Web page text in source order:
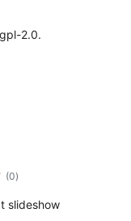
2.0.
(0Bewertungen
insgesamt
)
slideshow